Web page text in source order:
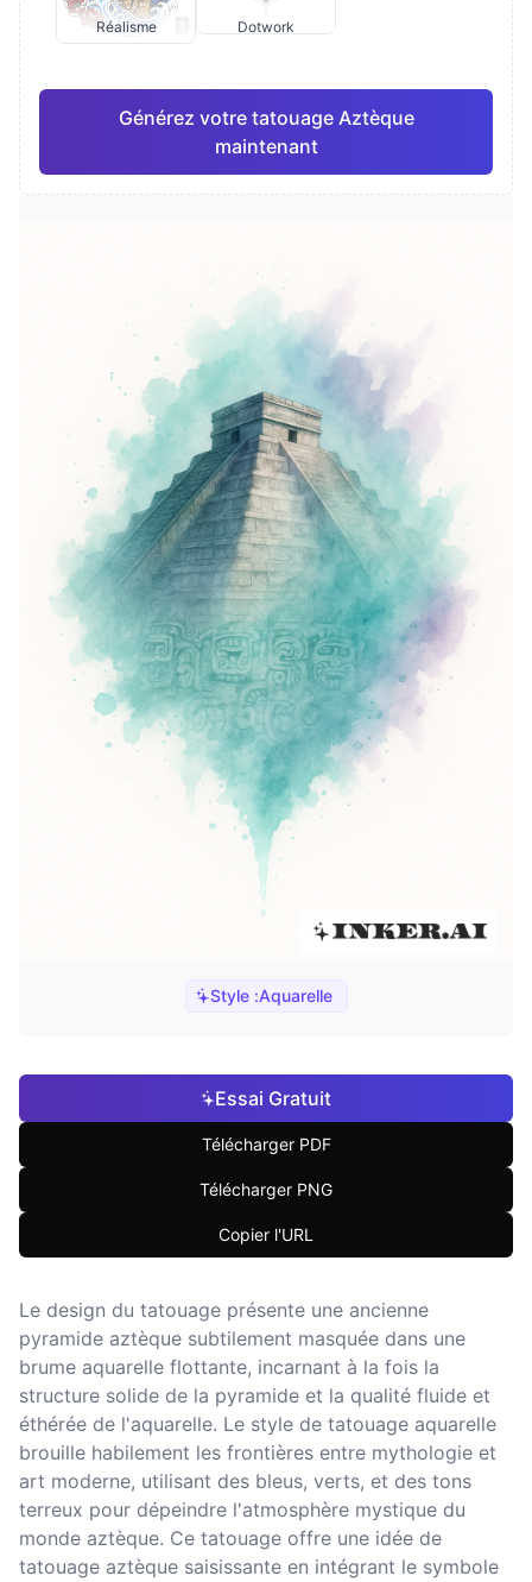
Style :Aquarelle
Réalisme Dotwork
Générez votre tatouage Aztèque
maintenant
Essai Gratuit
Télécharger PDF
Télécharger PNG
Copier l'URL
Le design du tatouage présente une ancienne
pyramide aztèque subtilement masquée dans une
brume aquarelle flottante, incarnant à la fois la
structure solide de la pyramide et la qualité fluide et
éthérée de l'aquarelle. Le style de tatouage aquarelle
brouille habilement les frontières entre mythologie et
art moderne, utilisant des bleus, verts, et des tons
terreux pour dépeindre l'atmosphère mystique du
monde aztèque. Ce tatouage offre une idée de
tatouage aztèque saisissante en intégrant le symbole